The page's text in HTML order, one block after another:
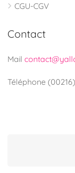
CGU-CGV
Contact
Mail
Téléphone